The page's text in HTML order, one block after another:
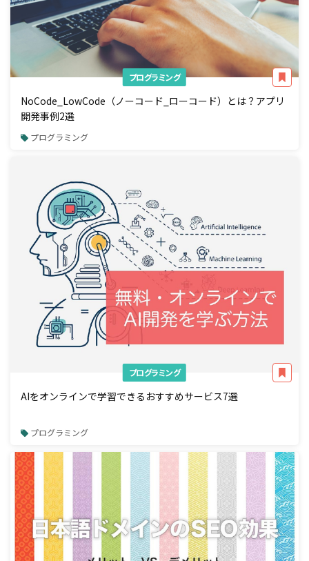
プログラミング
NoCode_LowCode（ノーコード_ローコード）とは？アプリ
開発事例2選
プログラミング
プログラミング
AIをオンラインで学習できるおすすめサービス7選
プログラミング